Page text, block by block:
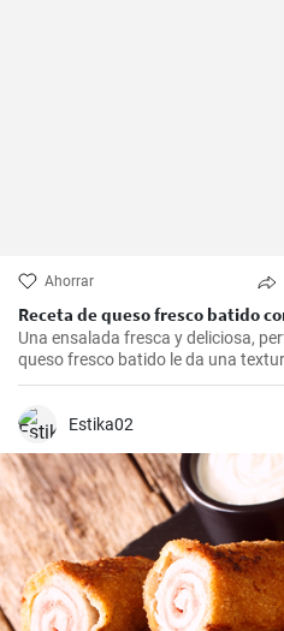
Ahorrar
Receta de queso fresco batido
Una ensalada fresca y deliciosa,
queso fresco batido le da una
que el atún le aporta proteínas con
Estika02